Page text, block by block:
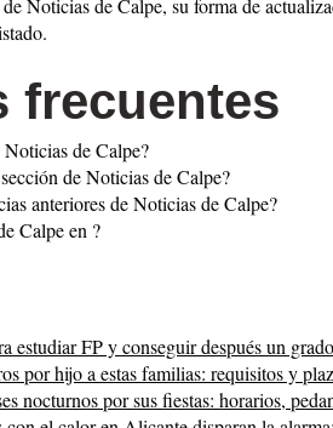
Noticias de Calpe, su forma de
frecuentes
de Calpe?
de Noticias de Calpe?
anteriores de Noticias de Calpe?
Calpe en ?
estudiar FP y conseguir después un
por hijo a estas familias: requisitos y
nocturnos por sus fiestas: horarios,